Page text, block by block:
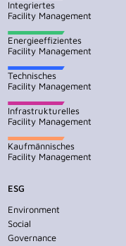
Integriertes
Facility Management
Energieeffizientes
Facility Management
Technisches
Facility Management
Infrastrukturelles
Facility Management
Kaufmännisches
Facility Management
ESG
Environment
Social
Governance